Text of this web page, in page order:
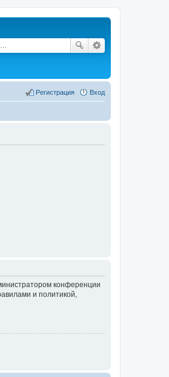
Вход
Регистрация
конференции
и политикой,